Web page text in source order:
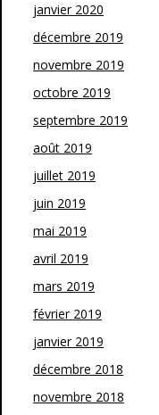
janvier 2020
décembre 2019
novembre 2019
octobre 2019
septembre 2019
août 2019
juillet 2019
juin 2019
mai 2019
avril 2019
mars 2019
février 2019
janvier 2019
décembre 2018
novembre 2018